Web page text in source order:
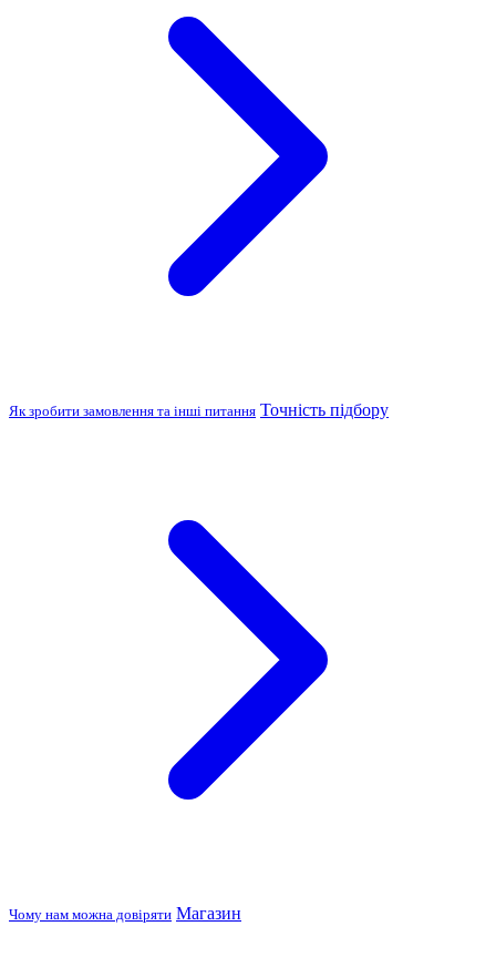
Як зробити замовлення та інші питання Точність підбору
Чому нам можна довіряти Магазин